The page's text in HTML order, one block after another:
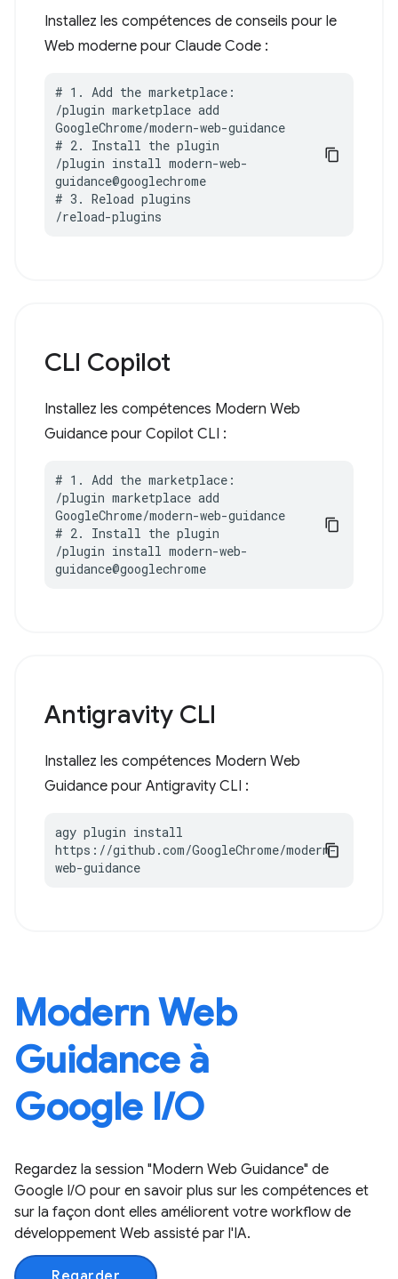
Installez les compétences de conseils pour le
Web moderne pour Claude Code :
# 1. Add the marketplace:
/plugin marketplace add
GoogleChrome/modern-web-guidance
# 2. Install the plugin
/plugin install modern-web-
guidance@googlechrome
# 3. Reload plugins
/reload-plugins
CLI Copilot
Installez les compétences Modern Web
Guidance pour Copilot CLI :
# 1. Add the marketplace:
/plugin marketplace add
GoogleChrome/modern-web-guidance
# 2. Install the plugin
/plugin install modern-web-
guidance@googlechrome
Antigravity CLI
Installez les compétences Modern Web
Guidance pour Antigravity CLI :
agy plugin install
https://github.com/GoogleChrome/modern-
web-guidance
Modern Web
Guidance à
Google I/O
Regardez la session "Modern Web Guidance" de
Google I/O pour en savoir plus sur les compétences et
sur la façon dont elles améliorent votre workflow de
développement Web assisté par l'IA.